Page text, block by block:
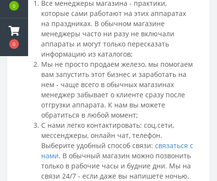
0
0
Все менеджеры магазина - практики,
которые сами работают на этих аппаратах
на праздниках. В обычном магазине
менеджеры часто ни разу не включали
аппараты и могут только пересказать
информацию из каталогов;
Мы не просто продаем железо, мы помогаем
вам запустить этот бизнес и заработать на
нем - чаще всего в обычных магазинах
менеджер забывает о клиенте сразу после
отгрузки аппарата. К нам вы можете
обратиться в любой момент;
С нами легко контактировать: соц.сети,
мессенджеры, онлайн чат, телефон.
Выберите удобный способ связи: связаться с
нами. В обычный магазин можно позвонить
только в рабочие часы и будние дни. Мы на
связи 24/7 - если даже вы напишете ночью,